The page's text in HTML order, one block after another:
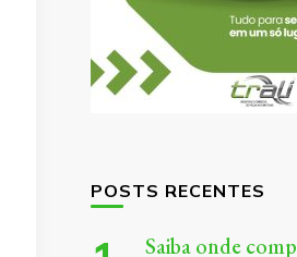
POSTS RECENTES
Saiba onde